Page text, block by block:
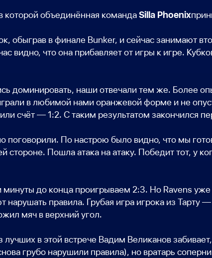
которой объединённая командаSilla Phoenix
обыграв в финале Bunker, и сейчас занимают
видно, что она прибавляет от игры к игре.
доминировать, наши отвечали тем же. Более
в любимой нами оранжевой форме и не
счёт — 1:2. С таким результатом закончился
поговорили. По настрою было видно, что мы
Пошла атака на атаку. Победит тот, у
до конца проигрываем 2:3. Но Ravens уже
правила. Грубая игра игрока из Тарту
мяч в верхний угол.
в этой встрече Вадим Великанов
грубо нарушили правила), но вратарь